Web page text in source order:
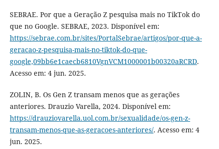
SEBRAE. Por que a Geração Z pesquisa mais no TikTok do
que no Google. SEBRAE, 2023. Disponível em:
https://sebrae.com.br/sites/PortalSebrae/artigos/por-que-a-
geracao-z-pesquisa-mais-no-tiktok-do-que-
google,09bb6e1caecb6810VgnVCM1000001b00320aRCRD.
Acesso em: 4 jun. 2025.
ZOLIN, B. Os Gen Z transam menos que as gerações
anteriores. Drauzio Varella, 2024. Disponível em:
https://drauziovarella.uol.com.br/sexualidade/os-gen-z-
transam-menos-que-as-geracoes-anteriores/. Acesso em: 4
jun. 2025.